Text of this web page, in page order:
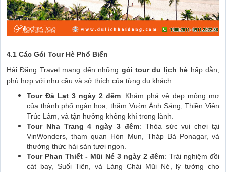
4.1 Các Gói Tour Hè Phổ Biến
Hải Đăng Travel mang đến những gói tour du lịch hè hấp dẫn,
phù hợp với nhu cầu và sở thích của từng du khách:
Tour Đà Lạt 3 ngày 2 đêm: Khám phá vẻ đẹp mộng mơ
của thành phố ngàn hoa, thăm Vườn Ánh Sáng, Thiền Viện
Trúc Lâm, và tận hưởng không khí trong lành.
Tour Nha Trang 4 ngày 3 đêm: Thỏa sức vui chơi tại
VinWonders, tham quan Hòn Mun, Tháp Bà Ponagar, và
thưởng thức hải sản tươi ngon.
Tour Phan Thiết - Mũi Né 3 ngày 2 đêm: Trải nghiệm đồi
cát bay, Suối Tiên, và Làng Chài Mũi Né, lý tưởng cho